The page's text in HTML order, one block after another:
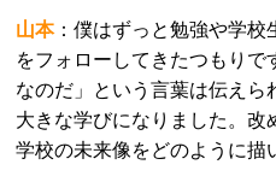
山本：僕はずっと勉強や学校
をフォローしてきたつもりで
なのだ」という言葉は伝えら
大きな学びになりました。
学校の未来像をどのように描